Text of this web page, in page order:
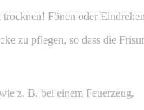
Fönen oder
zu pflegen, so dass die
z. B. bei einem Feuerzeug.